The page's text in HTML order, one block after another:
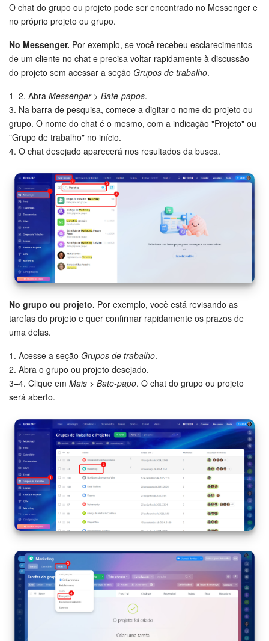
O chat do grupo ou projeto pode ser encontrado no Messenger e
no próprio projeto ou grupo.
No Messenger. Por exemplo, se você recebeu esclarecimentos
de um cliente no chat e precisa voltar rapidamente à discussão
do projeto sem acessar a seção Grupos de trabalho.
1–2. Abra Messenger > Bate-papos.
3. Na barra de pesquisa, comece a digitar o nome do projeto ou
grupo. O nome do chat é o mesmo, com a indicação "Projeto" ou
"Grupo de trabalho" no início.
4. O chat desejado aparecerá nos resultados da busca.
No grupo ou projeto. Por exemplo, você está revisando as
tarefas do projeto e quer confirmar rapidamente os prazos de
uma delas.
1. Acesse a seção Grupos de trabalho.
2. Abra o grupo ou projeto desejado.
3–4. Clique em Mais > Bate-papo. O chat do grupo ou projeto
será aberto.